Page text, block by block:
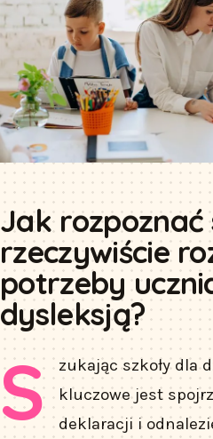
Jak rozpoznać
rzeczywiście
potrzeby
dysleksją?
S
zukając szkoły dla
kluczowe jest
deklaracji i